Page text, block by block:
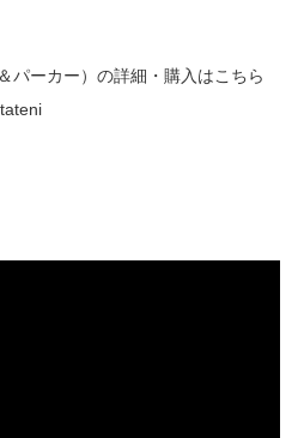
パーカー）の詳細・購入はこちら